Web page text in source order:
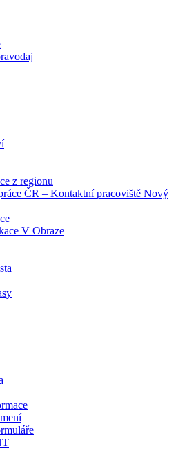
z regionu
ČR – Kontaktní pracoviště Nový
V Obraze